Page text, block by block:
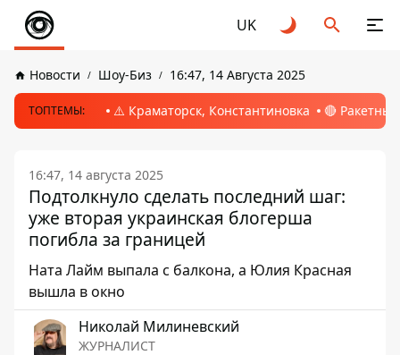
UK
Новости Шоу-Биз 16:47, 14 Августа 2025
ТОПТЕМЫ: ⚠️ Краматорск, Константиновка 🔴
16:47, 14 августа 2025
Подтолкнуло сделать последний шаг:
уже вторая украинская блогерша
погибла за границей
Ната Лайм выпала с балкона, а Юлия Красная
вышла в окно
Николай Милиневский
ЖУРНАЛИСТ